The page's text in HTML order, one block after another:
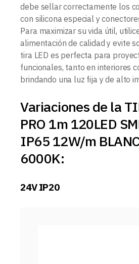
debe sellar correctamente los
con silicona especial y
Para maximizar su vida útil,
alimentación de calidad y evite
tira LED es perfecta para
funcionales, tanto en interiores
brindando una luz fija y de alto
Variaciones de la
PRO 1m 120LED
IP65 12W/m
6000K:
24V IP20